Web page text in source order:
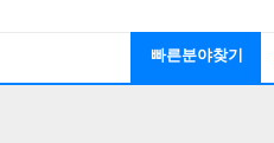
빠른분야찾기